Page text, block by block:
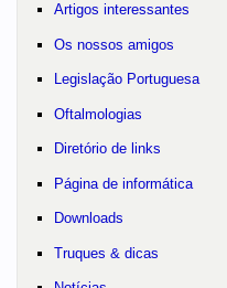
Artigos interessantes
Os nossos amigos
Legislação Portuguesa
Oftalmologias
Diretório de links
Página de informática
Downloads
Truques & dicas